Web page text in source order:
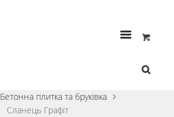
Бетонна плитка та бруківка
Сланець Графіт